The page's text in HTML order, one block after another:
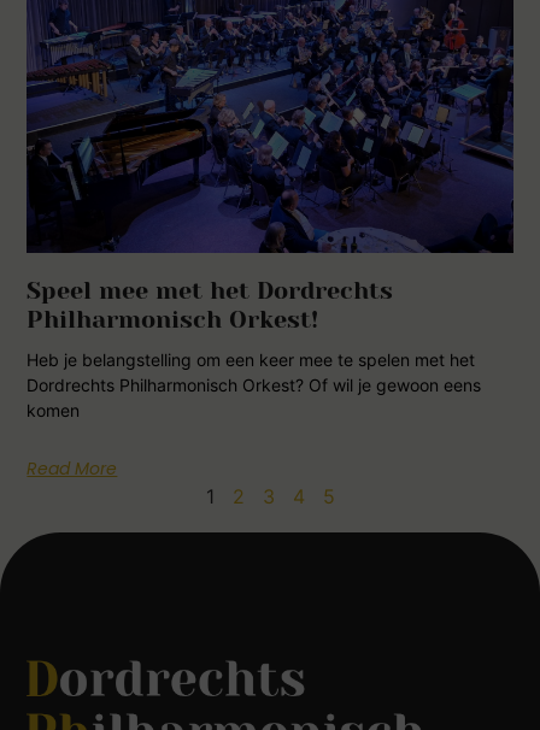
Speel mee met het Dordrechts
Philharmonisch Orkest!
Heb je belangstelling om een keer mee te spelen met het
Dordrechts Philharmonisch Orkest? Of wil je gewoon eens
komen
Read More
1
2 3 4 5